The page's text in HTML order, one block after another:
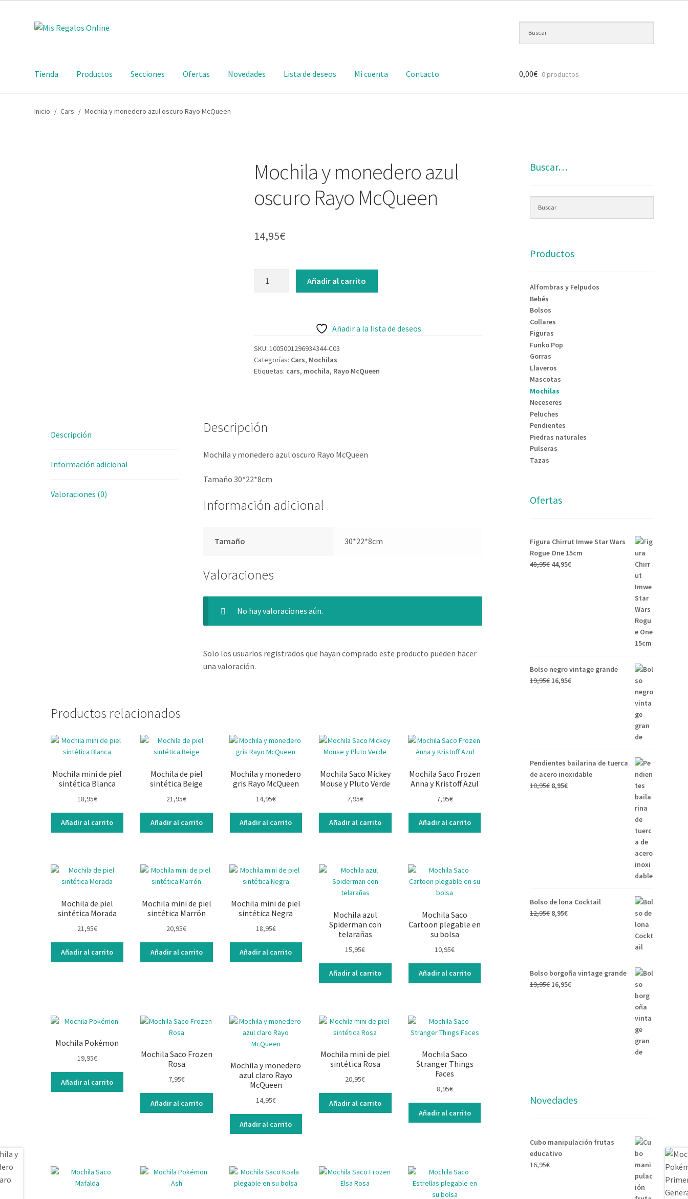
Tienda Productos Secciones Ofertas Novedades Lista de deseos Mi cuenta Contacto 0,00€ 0 productos
Inicio / Cars / Mochila y monedero azul oscuro Rayo McQueen
Mochila y monedero azul
oscuro Rayo McQueen
14,95€
Añadir al carrito
Añadir a la lista de deseos
SKU: 1005001296934344-C03
Categorías: Cars, Mochilas
Etiquetas: cars, mochila, Rayo McQueen
Descripción
Información adicional
Valoraciones (0)
Descripción
Mochila y monedero azul oscuro Rayo McQueen
Tamaño 30*22*8cm
Información adicional
Tamaño 30*22*8cm
Valoraciones
No hay valoraciones aún.
Solo los usuarios registrados que hayan comprado este producto pueden hacer
una valoración.
Productos relacionados
Mochila mini de piel
sintética Blanca
18,95€
Añadir al carrito
Mochila de piel
sintética Beige
21,95€
Añadir al carrito
Mochila y monedero
gris Rayo McQueen
14,95€
Añadir al carrito
Mochila Saco Mickey
Mouse y Pluto Verde
7,95€
Añadir al carrito
Mochila Saco Frozen
Anna y Kristoff Azul
7,95€
Añadir al carrito
Mochila de piel
sintética Morada
21,95€
Añadir al carrito
Mochila mini de piel
sintética Marrón
20,95€
Añadir al carrito
Mochila mini de piel
sintética Negra
18,95€
Añadir al carrito
Mochila azul
Spiderman con
telarañas
15,95€
Añadir al carrito
Mochila Saco
Cartoon plegable en
su bolsa
10,95€
Añadir al carrito
Mochila Pokémon
19,95€
Añadir al carrito
Mochila Saco Frozen
Rosa
7,95€
Añadir al carrito
Mochila y monedero
azul claro Rayo
McQueen
14,95€
Añadir al carrito
Mochila mini de piel
sintética Rosa
20,95€
Añadir al carrito
Mochila Saco
Stranger Things
Faces
8,95€
Añadir al carrito
Buscar…
Productos
Alfombras y Felpudos
Bebés
Bolsos
Collares
Figuras
Funko Pop
Gorras
Llaveros
Mascotas
Mochilas
Neceseres
Peluches
Pendientes
Piedras naturales
Pulseras
Tazas
Ofertas
Figura Chirrut Imwe Star Wars
Rogue One 15cm
48,95€ 44,95€
Bolso negro vintage grande
19,95€ 16,95€
Pendientes bailarina de tuerca
de acero inoxidable
10,95€ 8,95€
Bolso de lona Cocktail
12,95€ 8,95€
Bolso borgoña vintage grande
19,95€ 16,95€
Novedades
Cubo manipulación frutas
educativo
16,95€